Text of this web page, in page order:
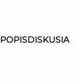
POPISDISKUSIA